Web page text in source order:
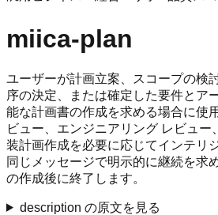
miica-plan
ユーザーが計画立案、スコープの検
序の決定、または確定した要件とア
能な計画書の作成を求める場合に使
ビュー、エンジニアリング レビュー
装計画作成を必要に応じてインテリ
同じメッセージで明示的に継続を求
の作成後に終了します。
description の原文を見る